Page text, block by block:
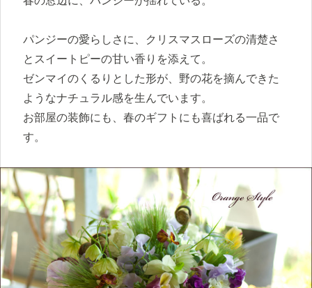
パンジーの愛らしさに、クリスマスローズの清楚さ
とスイートピーの甘い香りを添えて。
ゼンマイのくるりとした形が、野の花を摘んできた
ようなナチュラル感を生んでいます。
お部屋の装飾にも、春のギフトにも喜ばれる一品で
す。